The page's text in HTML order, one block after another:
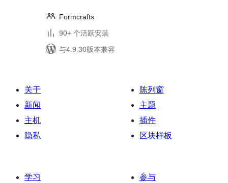
Formcrafts
90+ 个活跃安装
与4.9.30版本兼容
关于
新闻
主机
隐私
陈列窗
主题
插件
区块样板
学习
参与